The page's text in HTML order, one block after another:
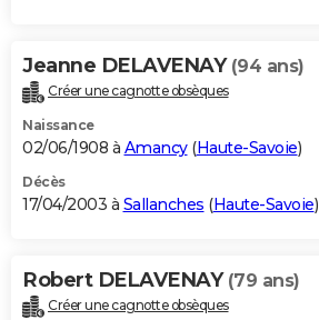
Jeanne DELAVENAY (94 ans)
Créer une cagnotte obsèques
Naissance
02/06/1908 à Amancy(Haute-Savoie)
Décès
17/04/2003 à Sallanches (Haute-Savoie)
Robert DELAVENAY (79 ans)
Créer une cagnotte obsèques